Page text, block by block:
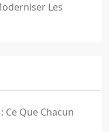
Les
Ce Que Chacun